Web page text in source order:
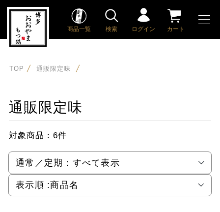
商品一覧 検索 ログイン カート
TOP 通販限定味
通販限定味
対象商品： 6件
通常／定期： すべて表示
表示順 :商品名